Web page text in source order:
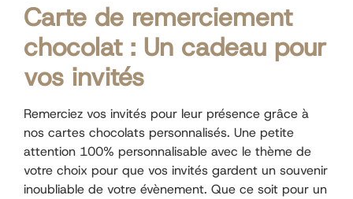
Carte de remerciement
chocolat : Un cadeau pour
vos invités
Remerciez vos invités pour leur présence grâce à
nos cartes chocolats personnalisés. Une petite
attention 100% personnalisable avec le thème de
votre choix pour que vos invités gardent un souvenir
inoubliable de votre évènement. Que ce soit pour un